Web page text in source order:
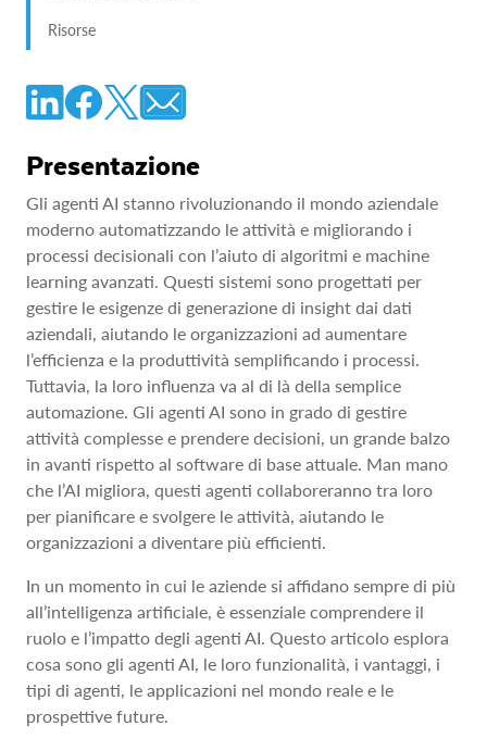
Risorse
Presentazione
Gli agenti AI stanno rivoluzionando il mondo aziendale
moderno automatizzando le attività e migliorando i
processi decisionali con l’aiuto di algoritmi e machine
learning avanzati. Questi sistemi sono progettati per
gestire le esigenze di generazione di insight dai dati
aziendali, aiutando le organizzazioni ad aumentare
l’efficienza e la produttività semplificando i processi.
Tuttavia, la loro influenza va al di là della semplice
automazione. Gli agenti AI sono in grado di gestire
attività complesse e prendere decisioni, un grande balzo
in avanti rispetto al software di base attuale. Man mano
che l’AI migliora, questi agenti collaboreranno tra loro
per pianificare e svolgere le attività, aiutando le
organizzazioni a diventare più efficienti.
In un momento in cui le aziende si affidano sempre di più
all’intelligenza artificiale, è essenziale comprendere il
ruolo e l’impatto degli agenti AI. Questo articolo esplora
cosa sono gli agenti AI, le loro funzionalità, i vantaggi, i
tipi di agenti, le applicazioni nel mondo reale e le
prospettive future.